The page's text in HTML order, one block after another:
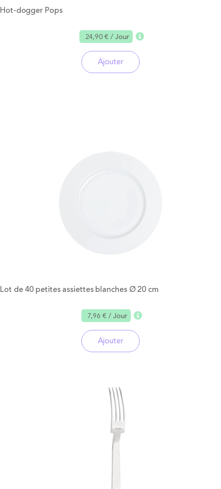
Hot-dogger Pops
24,90 €/ Jour
Ajouter
Lot de 40 petites assiettes blanches Ø 20 cm
7,96 €/ Jour
Ajouter